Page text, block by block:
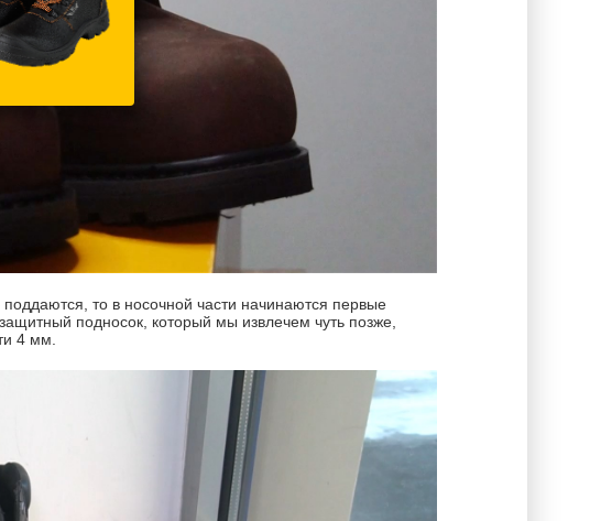
то в носочной части начинаются первые
подносок, который мы извлечем чуть позже,
4 мм.